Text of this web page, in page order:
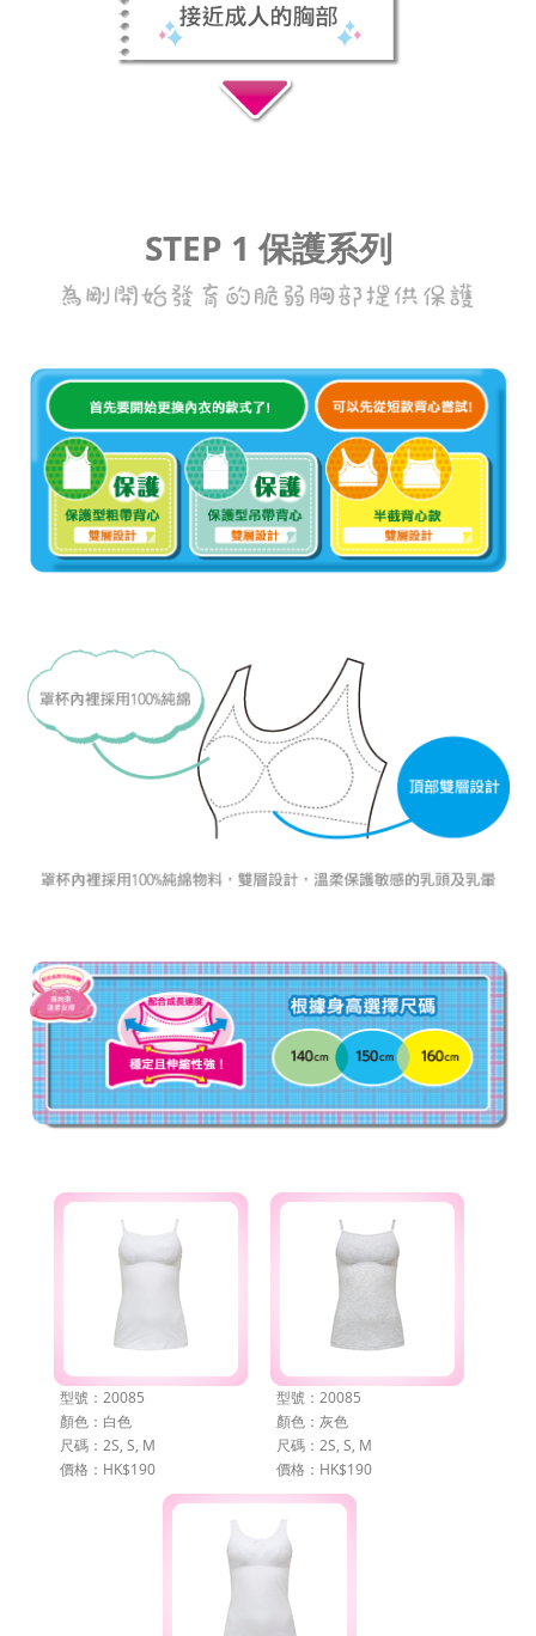
STEP 1 保護系列
型號：20085
顏色：白色
尺碼：2S, S, M
價格：HK$190
型號：20085
顏色：灰色
尺碼：2S, S, M
價格：HK$190